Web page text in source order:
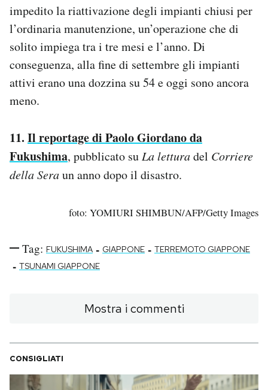
impedito la riattivazione degli impianti chiusi per
l’ordinaria manutenzione, un’operazione che di
solito impiega tra i tre mesi e l’anno. Di
conseguenza, alla fine di settembre gli impianti
attivi erano una dozzina su 54 e oggi sono ancora
meno.
11. Il reportage di Paolo Giordano da
Fukushima, pubblicato su La letturadel Corriere
della Seraun anno dopo il disastro.
foto: YOMIURI SHIMBUN/AFP/Getty Images
Tag: FUKUSHIMA - GIAPPONE - TERREMOTO GIAPPONE
- TSUNAMI GIAPPONE
Mostra i commenti
CONSIGLIATI